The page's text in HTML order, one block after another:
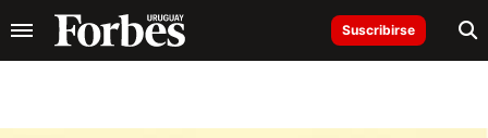
Suscribirse